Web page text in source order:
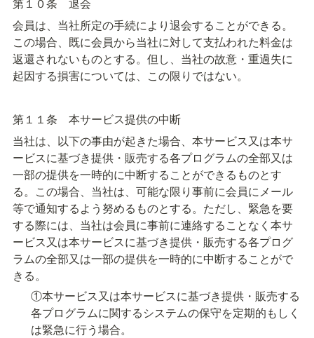
会員は、当社所定の手続により退会することができる。
この場合、既に会員から当社に対して支払われた料金は
返還されないものとする。但し、当社の故意・重過失に
起因する損害については、この限りではない。
第１１条　本サービス提供の中断
当社は、以下の事由が起きた場合、本サービス又は本サ
ービスに基づき提供・販売する各プログラムの全部又は
一部の提供を一時的に中断することができるものとす
る。この場合、当社は、可能な限り事前に会員にメール
等で通知するよう努めるものとする。ただし、緊急を要
する際には、当社は会員に事前に連絡することなく本サ
ービス又は本サービスに基づき提供・販売する各プログ
ラムの全部又は一部の提供を一時的に中断することがで
きる。
①本サービス又は本サービスに基づき提供・販売する
各プログラムに関するシステムの保守を定期的もしく
は緊急に行う場合。